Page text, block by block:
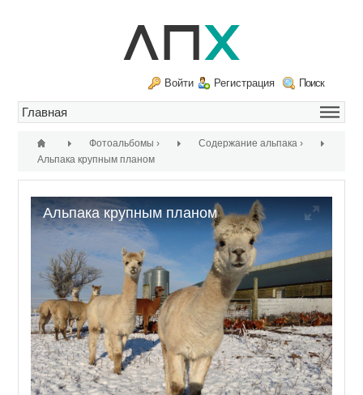
Поиск
Войти Регистрация
Фотоальбомы › Содержание альпака ›
Альпака крупным планом
Альпака крупным планом